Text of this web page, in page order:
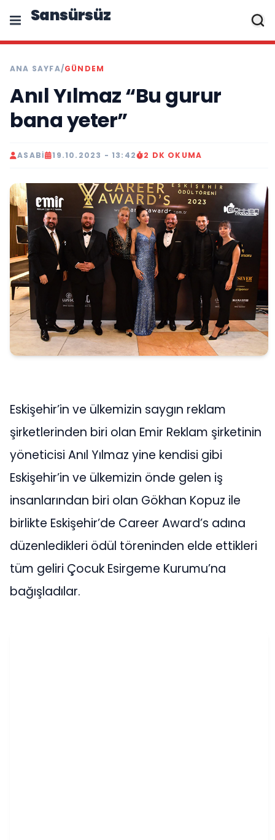
Sansürsüz
ANA SAYFA/GÜNDEM
Anıl Yılmaz “Bu gurur
bana yeter”
ASABI 19.10.2023 - 13:42 2 DK OKUMA
Eskişehir’in ve ülkemizin saygın reklam
şirketlerinden biri olan Emir Reklam şirketinin
yöneticisi Anıl Yılmaz yine kendisi gibi
Eskişehir’in ve ülkemizin önde gelen iş
insanlarından biri olan Gökhan Kopuz ile
birlikte Eskişehir’de Career Award’s adına
düzenledikleri ödül töreninden elde ettikleri
tüm geliri Çocuk Esirgeme Kurumu’na
bağışladılar.